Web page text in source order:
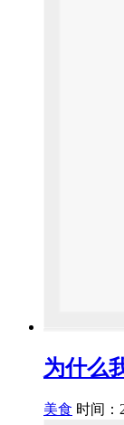
为什么
美食 时间：